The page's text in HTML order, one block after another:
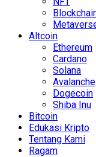
Altcoin
Ethereum
Cardano
Solana
Avalanche
Dogecoin
Shiba Inu
Bitcoin
Edukasi Kripto
Tentang Kami
Ragam